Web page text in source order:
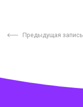
Предыдущая запись